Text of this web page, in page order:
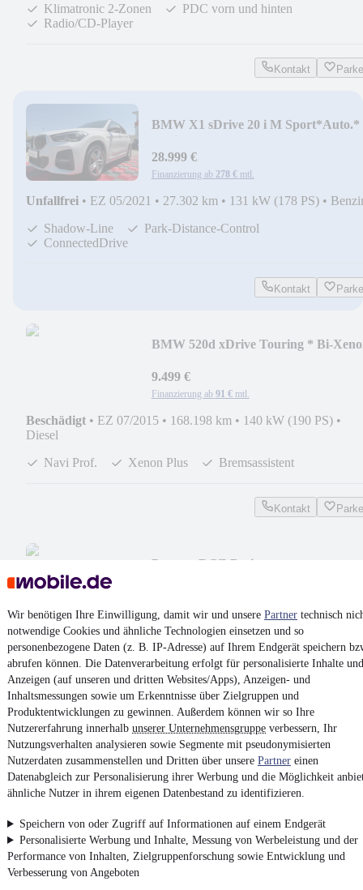
Wir benötigen Ihre Einwilligung, damit wir und unsere Partner technisch
notwendige Cookies und ähnliche Technologien einsetzen und so
personenbezogene Daten (z. B. IP-Adresse) auf Ihrem Endgerät speichern
abrufen können. Die Datenverarbeitung erfolgt für personalisierte Inhalte und
Anzeigen (auf unseren und dritten Websites/Apps), Anzeigen- und
Inhaltsmessungen sowie um Erkenntnisse über Zielgruppen und
Produktentwicklungen zu gewinnen. Außerdem können wir so Ihre
Nutzererfahrung innerhalb unserer Unternehmensgruppe verbessern, Ihr
Nutzungsverhalten analysieren sowie Segmente mit pseudonymisierten
Nutzerdaten zusammenstellen und Dritten über unsere Partner einen
Datenabgleich zur Personalisierung ihrer Werbung und die Möglichkeit
ähnliche Nutzer in ihrem eigenen Datenbestand zu identifizieren.
Speichern von oder Zugriff auf Informationen auf einem Endgerät
Personalisierte Werbung und Inhalte, Messung von Werbeleistung und der
Performance von Inhalten, Zielgruppenforschung sowie Entwicklung und
Verbesserung von Angeboten
Klimatronic 2-Zonen
PDC vorn und hinten
Radio/CD-Player
Kontakt
BMW X1 sDrive 20 i M Sport*Auto.*
28.999 €
Finanzierung ab 278 € mtl.
Unfallfrei • EZ 05/2021 • 27.302 km • 131 kW (178 PS) •
Shadow-Line
Park-Distance-Control
ConnectedDrive
Kontakt
BMW 520d xDrive Touring * Bi-
9.499 €
Finanzierung ab 91 € mtl.
Beschädigt • EZ 07/2015 • 168.198 km • 140 kW (190 PS) •
Diesel
Navi Prof.
Xenon Plus Bremsassistent
Kontakt
Peugeot RCZ Basis
Finanzierung ab 87 € mtl.
EZ 02/2012 •134.000 km• 120 kW (163 PS)•
Diesel
Xenon-Paket
Voll-Leder-Paket
Kontakt
Zurück
1
2
Weiter